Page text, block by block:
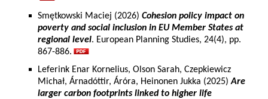
Smętkowski Maciej (2026) Cohesion policy impact on
poverty and social inclusion in EU Member States at
regional level. European Planning Studies, 24(4), pp.
867-886.
Leferink Enar Kornelius, Olson Sarah, Czepkiewicz
Michał, Árnadóttir, Áróra, Heinonen Jukka (2025)Are
larger carbon footprints linked to higher life